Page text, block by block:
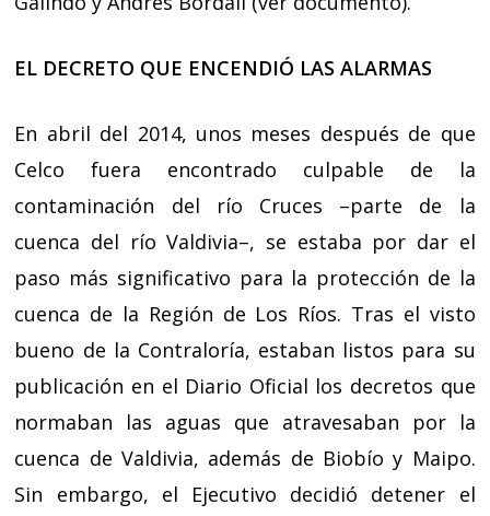
EL DECRETO QUE ENCENDIÓ LAS ALARMAS
En abril del 2014, unos meses después de que
Celco fuera encontrado culpable de la
contaminación del río Cruces –parte de la
cuenca del río Valdivia–, se estaba por dar el
paso más significativo para la protección de la
cuenca de la Región de Los Ríos. Tras el visto
bueno de la Contraloría, estaban listos para su
publicación en el Diario Oficial los decretos que
normaban las aguas que atravesaban por la
cuenca de Valdivia, además de Biobío y Maipo.
Sin embargo, el Ejecutivo decidió detener el